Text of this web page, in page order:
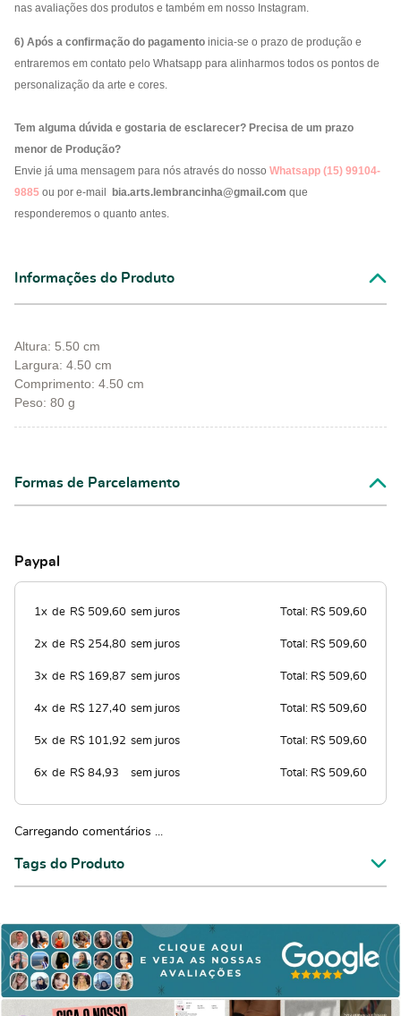
nas avaliações dos produtos e também em nosso Instagram.
6) Após a confirmação do pagamento inicia-se o prazo de produção e
entraremos em contato pelo Whatsapp para alinharmos todos os pontos de
personalização da arte e cores.
Tem alguma dúvida e gostaria de esclarecer? Precisa de um prazo
menor de Produção?
Envie já uma mensagem para nós através do nosso Whatsapp (15) 99104-
9885 ou por e-mail bia.arts.lembrancinha@gmail.com que
responderemos o quanto antes.
Informações do Produto
Altura: 5.50 cm
Largura: 4.50 cm
Comprimento: 4.50 cm
Peso: 80 g
Formas de Parcelamento
Paypal
1x de R$ 509,60 sem juros Total: R$ 509,60
2x de R$ 254,80 sem juros Total: R$ 509,60
3x de R$ 169,87 sem juros Total: R$ 509,60
4x de R$ 127,40 sem juros Total: R$ 509,60
5x de R$ 101,92 sem juros Total: R$ 509,60
6x de R$ 84,93 sem juros Total: R$ 509,60
Carregando comentários ...
Tags do Produto